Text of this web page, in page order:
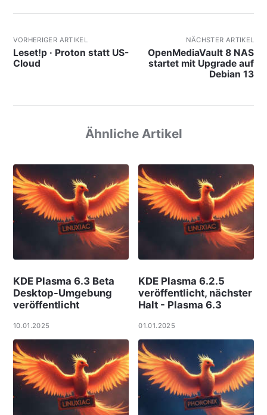
VORHERIGER ARTIKEL
Leset!p · Proton statt US-
Cloud
NÄCHSTER ARTIKEL
OpenMediaVault 8 NAS
startet mit Upgrade auf
Debian 13
Ähnliche Artikel
KDE Plasma 6.3 Beta
Desktop-Umgebung
veröffentlicht
10.01.2025
KDE Plasma 6.2.5
veröffentlicht, nächster
Halt - Plasma 6.3
01.01.2025